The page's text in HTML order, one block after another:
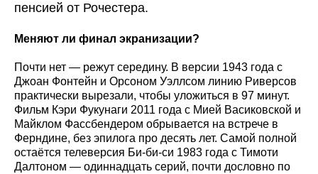
пенсией от Рочестера.
Меняют ли финал экранизации?
Почти нет — режут середину. В версии 1943 года с
Джоан Фонтейн и Орсоном Уэллсом линию Риверсов
практически вырезали, чтобы уложиться в 97 минут.
Фильм Кэри Фукунаги 2011 года с Мией Васиковской и
Майклом Фассбендером обрывается на встрече в
Ферндине, без эпилога про десять лет. Самой полной
остаётся телеверсия Би-би-си 1983 года с Тимоти
Далтоном — одиннадцать серий, почти дословно по